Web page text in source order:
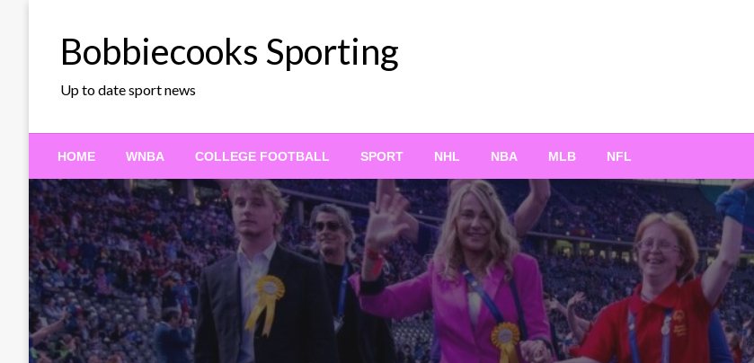
Bobbiecooks Sporting
Up to date sport news
HOME WNBA COLLEGE FOOTBALL SPORT NHL NBA MLB NFL